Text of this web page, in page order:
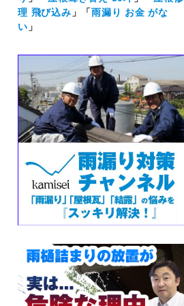
理 飛び込み 」「雨漏り お金 がな
い 」